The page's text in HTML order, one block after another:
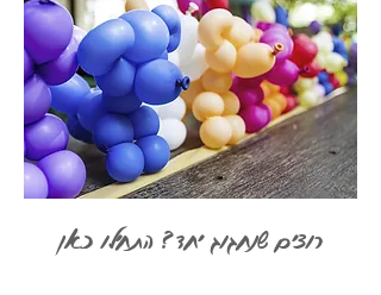
רוצים שנחגוג יחד? התחילו כאן